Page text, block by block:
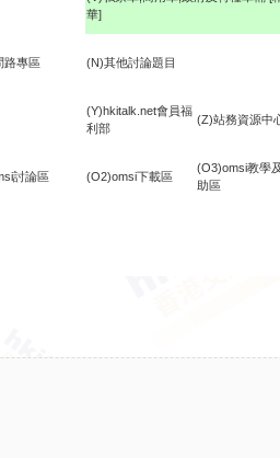
華]
路專區 (N)其他討論題目
(Y)hkitalk.net會員福
利部
(Z)站務資源中
討論區 (O2)omsi下載區
(O3)omsi教學
助區